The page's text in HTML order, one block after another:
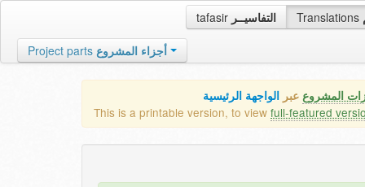
tafasir التفاسيــر Translations
Project parts أجزاء المشروع
المشروع عبر الواجهة الرئيسية
This is a printable version, to view full-featured